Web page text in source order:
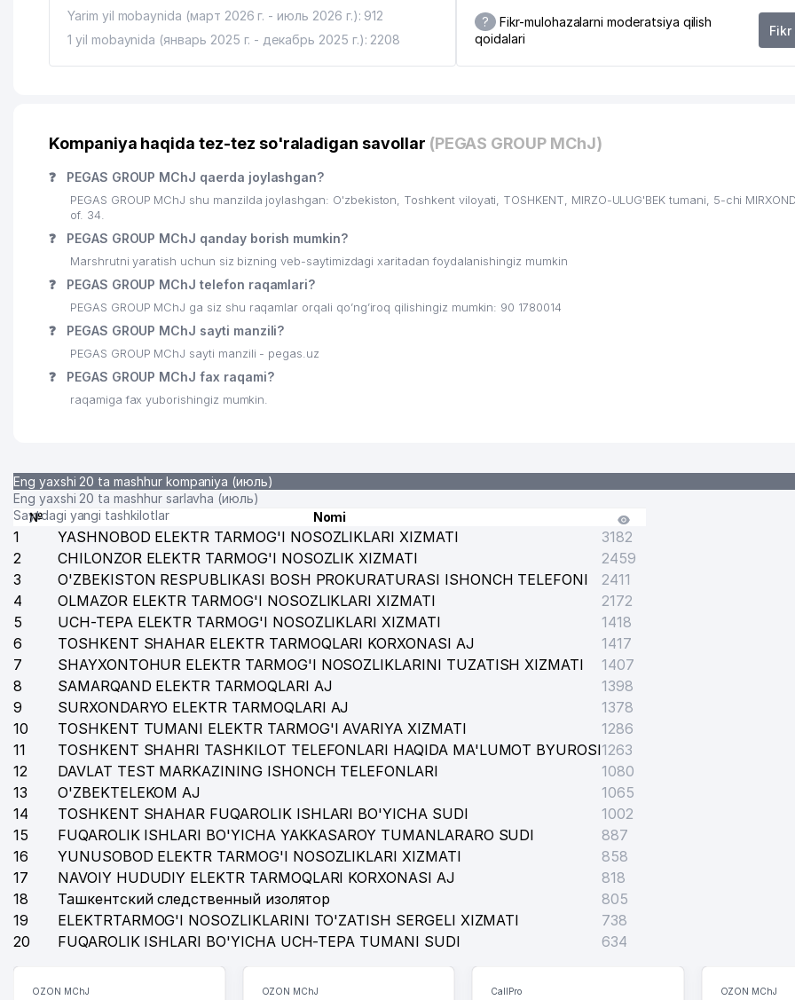
ECOWIN SYSTEMS MChJ
Yarim yil mobaynida (март 2026 г. - июль 2026 г.): 912
1 yil mobaynida (январь 2025 г. - декабрь 2025 г.): 2208
?
Fikr-mulohazalarni moderatsiya qilish
qoidalari
Kompaniya haqida tez-tez so'raladigan savollar (PEGAS GROUP MChJ)
❓ PEGAS GROUP MChJ qaerda joylashgan?
PEGAS GROUP MChJ shu manzilda joylashgan: O'zbekiston, Toshkent viloyati, TOSHKENT, MIRZO-ULUG'BEK tumani, 5-chi
of. 34.
❓ PEGAS GROUP MChJ qanday borish mumkin?
Marshrutni yaratish uchun siz bizning veb-saytimizdagi xaritadan foydalanishingiz mumkin
❓ PEGAS GROUP MChJ telefon raqamlari?
PEGAS GROUP MChJ ga siz shu raqamlar orqali qo’ng’iroq qilishingiz mumkin: 90 1780014
❓ PEGAS GROUP MChJ sayti manzili?
PEGAS GROUP MChJ sayti manzili - pegas.uz
❓ PEGAS GROUP MChJ fax raqami?
raqamiga fax yuborishingiz mumkin.
Eng yaxshi 20 ta mashhur kompaniya (июль)
Eng yaxshi 20 ta mashhur sarlavha (июль)
Saytdagi yangi tashkilotlar
№ Nomi
1 YASHNOBOD ELEKTR TARMOG'I NOSOZLIKLARI XIZMATI
3182
2
CHILONZOR ELEKTR TARMOG'I NOSOZLIK XIZMATI
2459
3
O'ZBEKISTON RESPUBLIKASI BOSH PROKURATURASI ISHONCH TELEFONI
2411
4
OLMAZOR ELEKTR TARMOG'I NOSOZLIKLARI XIZMATI
2172
5
UCH-TEPA ELEKTR TARMOG'I NOSOZLIKLARI XIZMATI
1418
6
TOSHKENT SHAHAR ELEKTR TARMOQLARI KORXONASI AJ
1417
7
SHAYXONTOHUR ELEKTR TARMOG'I NOSOZLIKLARINI TUZATISH XIZMATI
1407
8
SAMARQAND ELEKTR TARMOQLARI AJ
1398
9
SURXONDARYO ELEKTR TARMOQLARI AJ
1378
10
TOSHKENT TUMANI ELEKTR TARMOG'I AVARIYA XIZMATI
1286
11
TOSHKENT SHAHRI TASHKILOT TELEFONLARI HAQIDA MA'LUMOT BYUROSI1263
12
DAVLAT TEST MARKAZINING ISHONCH TELEFONLARI
1080
13
O'ZBEKTELEKOM AJ
1065
14
TOSHKENT SHAHAR FUQAROLIK ISHLARI BO'YICHA SUDI
1002
15
FUQAROLIK ISHLARI BO'YICHA YAKKASAROY TUMANLARARO SUDI
887
16
YUNUSOBOD ELEKTR TARMOG'I NOSOZLIKLARI XIZMATI
858
17
NAVOIY HUDUDIY ELEKTR TARMOQLARI KORXONASI AJ
818
18
Ташкентский следственный изолятор
805
19
ELEKTRTARMOG'I NOSOZLIKLARINI TO'ZATISH SERGELI XIZMATI
738
20
FUQAROLIK ISHLARI BO'YICHA UCH-TEPA TUMANI SUDI 634
OZON MChJ OZON MChJ CallPro OZON MChJ